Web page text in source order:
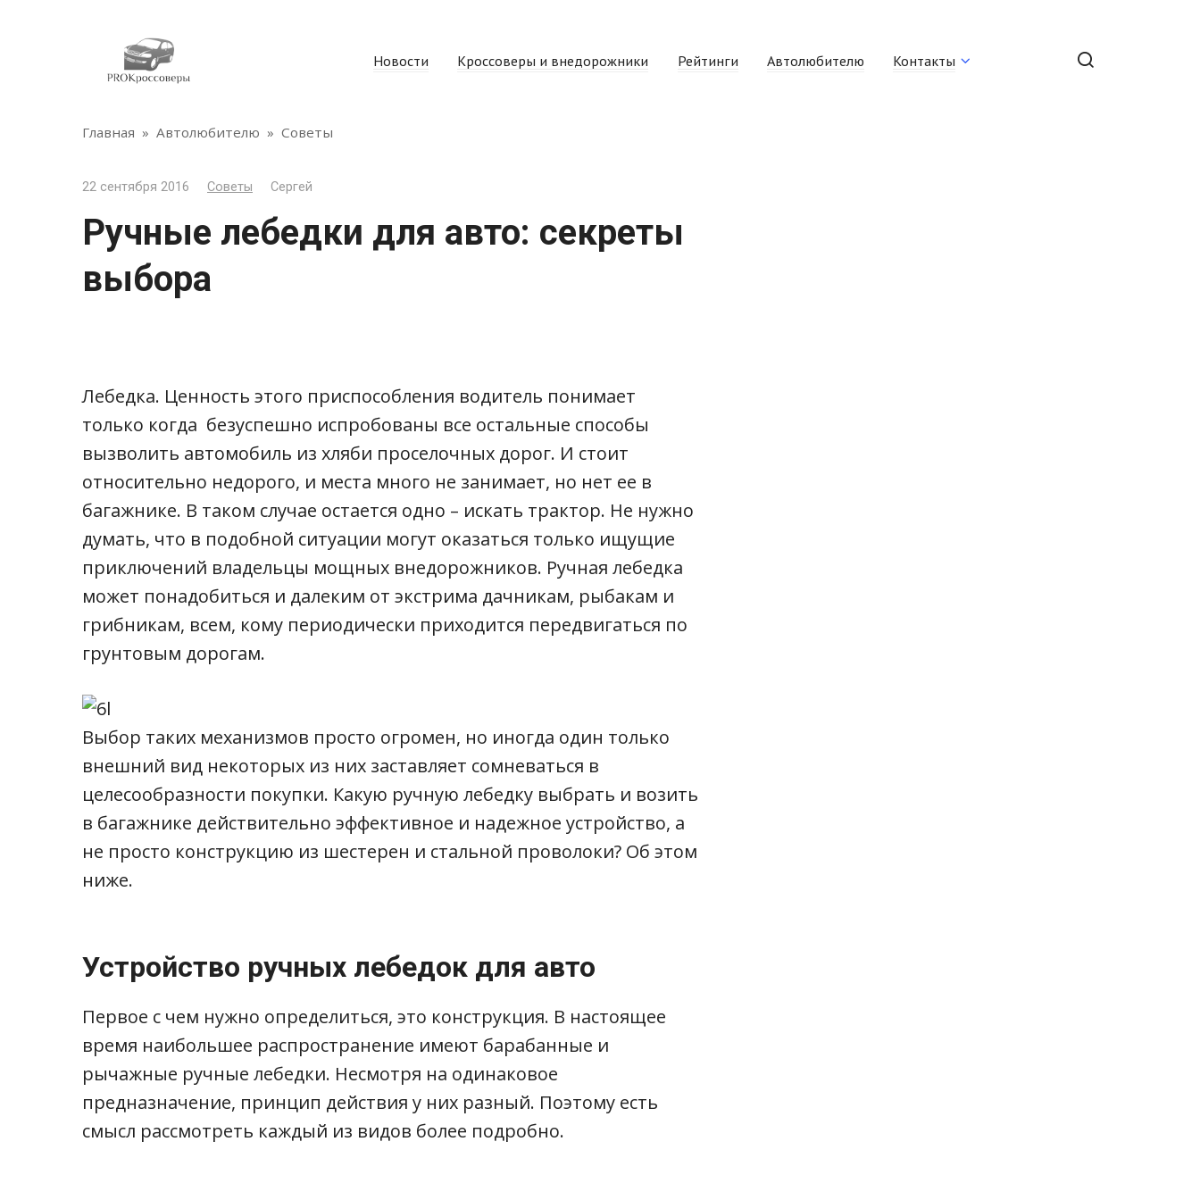
Новости Кроссоверы и внедорожники Рейтинги Автолюбителю Контакты
Главная » Автолюбителю » Советы
22 сентября 2016 Советы Сергей
Ручные лебедки для авто: секреты
выбора
Лебедка. Ценность этого приспособления водитель понимает
только когда безуспешно испробованы все остальные способы
вызволить автомобиль из хляби проселочных дорог. И стоит
относительно недорого, и места много не занимает, но нет ее в
багажнике. В таком случае остается одно – искать трактор. Не нужно
думать, что в подобной ситуации могут оказаться только ищущие
приключений владельцы мощных внедорожников. Ручная лебедка
может понадобиться и далеким от экстрима дачникам, рыбакам и
грибникам, всем, кому периодически приходится передвигаться по
грунтовым дорогам.
Выбор таких механизмов просто огромен, но иногда один только
внешний вид некоторых из них заставляет сомневаться в
целесообразности покупки. Какую ручную лебедку выбрать и возить
в багажнике действительно эффективное и надежное устройство, а
не просто конструкцию из шестерен и стальной проволоки? Об этом
ниже.
Устройство ручных лебедок для авто
Первое с чем нужно определиться, это конструкция. В настоящее
время наибольшее распространение имеют барабанные и
рычажные ручные лебедки. Несмотря на одинаковое
предназначение, принцип действия у них разный. Поэтому есть
смысл рассмотреть каждый из видов более подробно.